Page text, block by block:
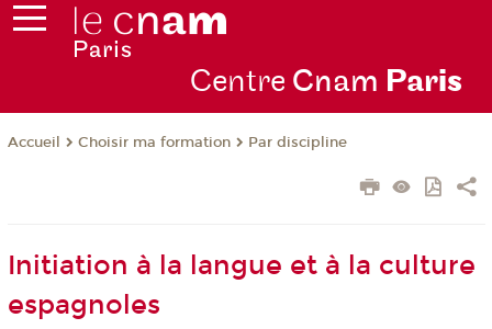
Centre Cnam Paris
Accueil Choisir ma formation Par discipline
Initiation à la langue et à la culture
espagnoles